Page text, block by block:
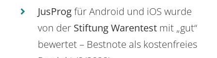
JusProgfür Android und iOS wurde
von der Stiftung Warentest mit „gut“
bewertet – Bestnote als kostenfreies